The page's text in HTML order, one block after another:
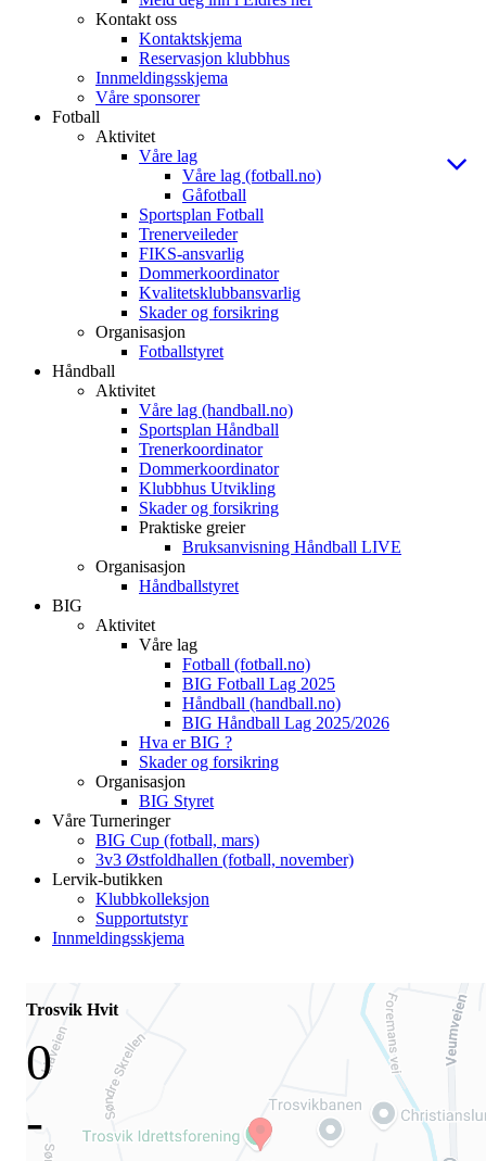
Kontakt oss
Kontaktskjema
Reservasjon klubbhus
Innmeldingsskjema
Våre sponsorer
Fotball
Aktivitet
Våre lag
Våre lag (fotball.no)
Gåfotball
Sportsplan Fotball
Trenerveileder
FIKS-ansvarlig
Dommerkoordinator
Kvalitetsklubbansvarlig
Skader og forsikring
Organisasjon
Fotballstyret
Håndball
Aktivitet
Våre lag (handball.no)
Sportsplan Håndball
Trenerkoordinator
Dommerkoordinator
Klubbhus Utvikling
Skader og forsikring
Praktiske greier
Bruksanvisning Håndball LIVE
Organisasjon
Håndballstyret
BIG
Aktivitet
Våre lag
Fotball (fotball.no)
BIG Fotball Lag 2025
Håndball (handball.no)
BIG Håndball Lag 2025/2026
Hva er BIG ?
Skader og forsikring
Organisasjon
BIG Styret
Våre Turneringer
BIG Cup (fotball, mars)
3v3 Østfoldhallen (fotball, november)
Lervik-butikken
Klubbkolleksjon
Supportutstyr
Innmeldingsskjema
Trosvik Hvit
0
-